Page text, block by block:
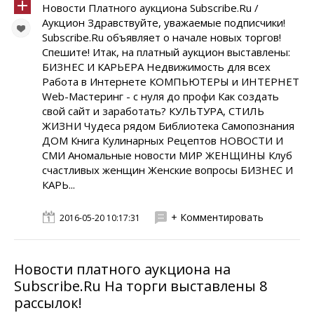
Новости Платного аукциона Subscribe.Ru /
Аукцион Здравствуйте, уважаемые подписчики!
Subscribe.Ru объявляет о начале новых торгов!
Спешите! Итак, на платный аукцион выставлены:
БИЗНЕС И КАРЬЕРА Недвижимость для всех
Работа в Интернете КОМПЬЮТЕРЫ и ИНТЕРНЕТ
Web-Мастеринг - с нуля до профи Как создать
свой сайт и заработать? КУЛЬТУРА, СТИЛЬ
ЖИЗНИ Чудеса рядом Библиотека Самопознания
ДОМ Книга Кулинарных Рецептов НОВОСТИ И
СМИ Аномальные новости МИР ЖЕНЩИНЫ Клуб
счастливых женщин Женские вопросы БИЗНЕС И
КАРЬ...
2016-05-20 10:17:31 + Комментировать
Новости платного аукциона на
Subscribe.Ru На торги выставлены 8
рассылок!